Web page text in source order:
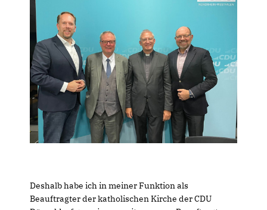
Deshalb habe ich in meiner Funktion als
Beauftragter der katholischen Kirche der CDU